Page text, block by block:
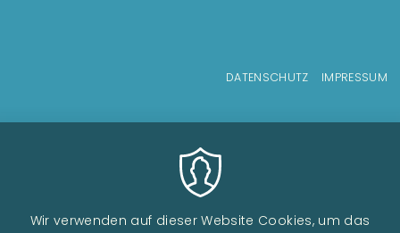
DATENSCHUTZ IMPRESSUM
Wir verwenden auf dieser Website Cookies, um das